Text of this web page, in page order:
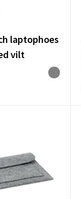
laptophoes
vilt